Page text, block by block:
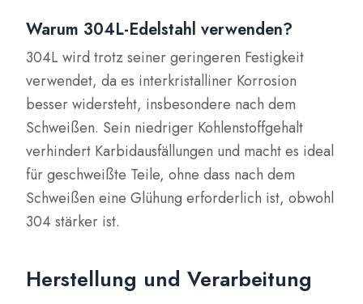
Warum 304L-Edelstahl verwenden?
304L wird trotz seiner geringeren Festigkeit
verwendet, da es interkristalliner Korrosion
besser widersteht, insbesondere nach dem
Schweißen. Sein niedriger Kohlenstoffgehalt
verhindert Karbidausfällungen und macht es ideal
für geschweißte Teile, ohne dass nach dem
Schweißen eine Glühung erforderlich ist, obwohl
304 stärker ist.
Herstellung und Verarbeitung